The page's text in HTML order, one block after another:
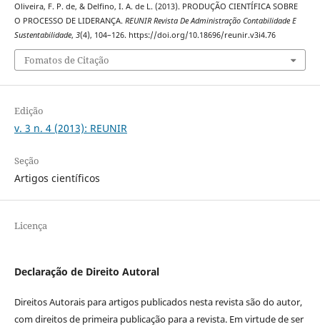
Oliveira, F. P. de, & Delfino, I. A. de L. (2013). PRODUÇÃO CIENTÍFICA SOBRE
O PROCESSO DE LIDERANÇA. REUNIR Revista De Administração Contabilidade E
Sustentabilidade, 3(4), 104–126. https://doi.org/10.18696/reunir.v3i4.76
Fomatos de Citação
Edição
v. 3 n. 4 (2013): REUNIR
Seção
Artigos científicos
Licença
Declaração de Direito Autoral
Direitos Autorais para artigos publicados nesta revista são do autor,
com direitos de primeira publicação para a revista. Em virtude de ser